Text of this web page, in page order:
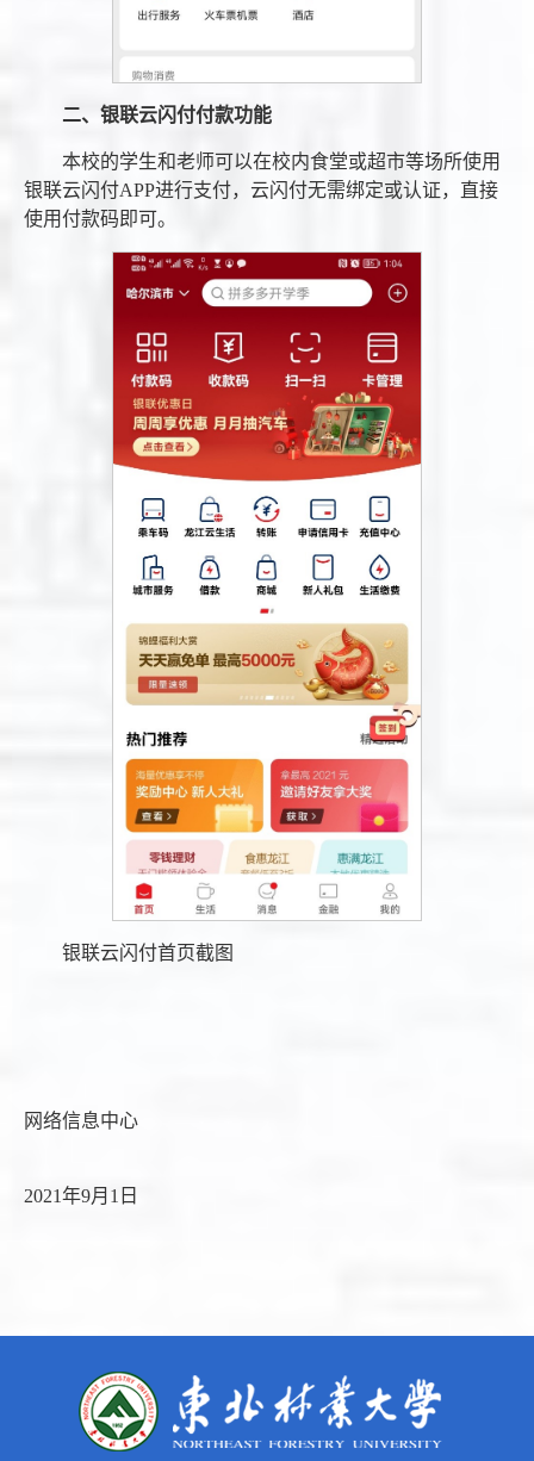
二、银联云闪付付款功能
本校的学生和老师可以在校内食堂或超市等场所使用
银联云闪付APP进行支付，云闪付无需绑定或认证，直接
使用付款码即可。
银联云闪付首页截图
网络信息中心
2021年9月1日